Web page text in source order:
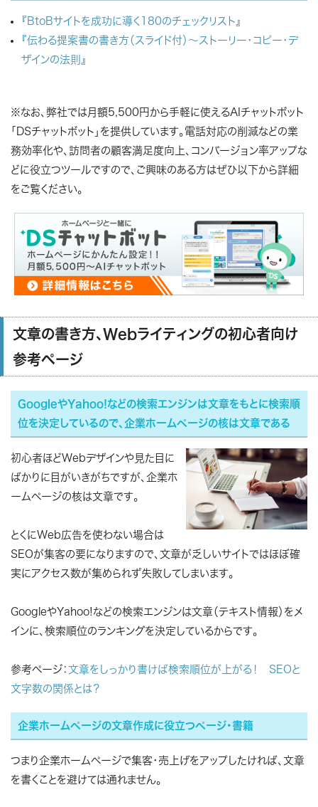
『BtoBサイトを成功に導く180のチェックリスト』
『伝わる提案書の書き方（スライド付）～ストーリー・コピー・デ
ザインの法則』
※なお、弊社では月額5,500円から手軽に使えるAIチャットボット
「DSチャットボット」を提供しています。電話対応の削減などの業
務効率化や、訪問者の顧客満足度向上、コンバージョン率アップな
どに役立つツールですので、ご興味のある方はぜひ以下から詳細
をご覧ください。
文章の書き方、Webライティングの初心者向け
参考ページ
GoogleやYahoo!などの検索エンジンは文章をもとに検索順
位を決定しているので、企業ホームページの核は文章である
初心者ほどWebデザインや見た目に
ばかりに目がいきがちですが、企業ホ
ームページの核は文章です。
とくにWeb広告を使わない場合は
SEOが集客の要になりますので、文章が乏しいサイトではほぼ確
実にアクセス数が集められず失敗してしまいます。
GoogleやYahoo!などの検索エンジンは文章（テキスト情報）をメ
インに、検索順位のランキングを決定しているからです。
参考ページ： 文章をしっかり書けば検索順位が上がる！ SEOと
文字数の関係とは？
企業ホームページの文章作成に役立つページ・書籍
つまり企業ホームページで集客・売上げをアップしたければ、文章
を書くことを避けては通れません。